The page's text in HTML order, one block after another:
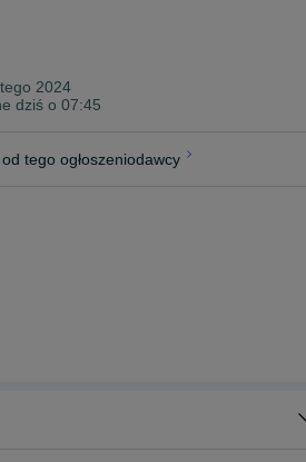
2024
dziś o 07:45
tego ogłoszeniodawcy